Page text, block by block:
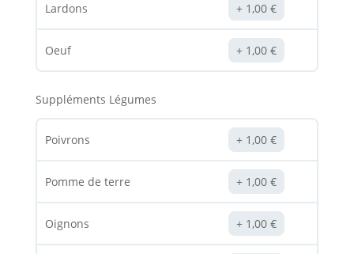
Lardons 1,00€
Oeuf 1,00€
Suppléments Légumes
Poivrons 1,00€
Pomme de terre 1,00€
Oignons 1,00€